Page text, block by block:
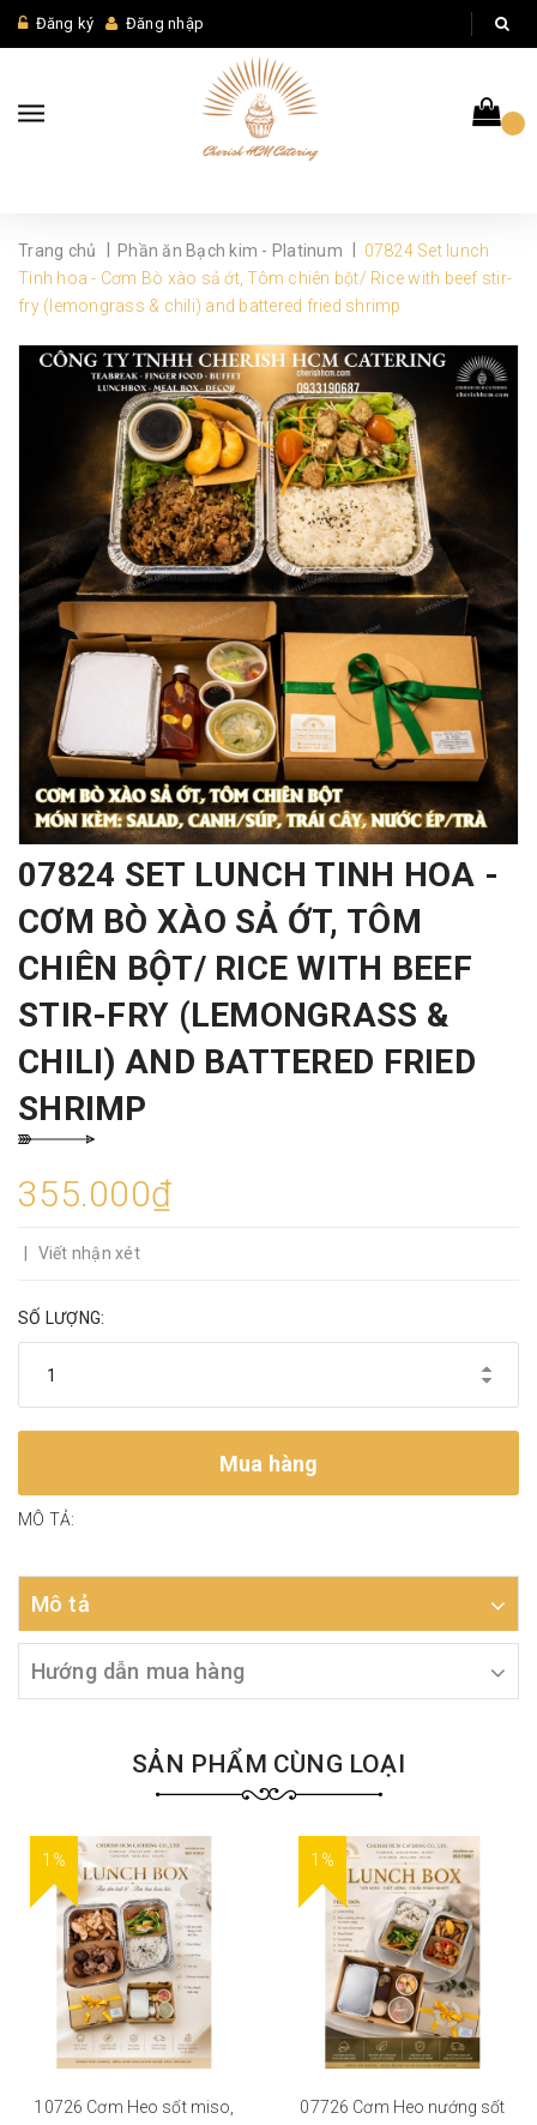
Đăng ký Đăng nhập
Trang chủ Phần ăn Bạch kim - Platinum
07824 Set lunch
Tinh hoa - Cơm Bò xào sả ớt, Tôm chiên bột/ Rice with beef stir-
fry (lemongrass & chili) and battered fried shrimp
07824 SET LUNCH TINH HOA -
CƠM BÒ XÀO SẢ ỚT, TÔM
CHIÊN BỘT/ RICE WITH BEEF
STIR-FRY (LEMONGRASS &
CHILI) AND BATTERED FRIED
SHRIMP
355.000₫
Viết nhận xét
SỐ LƯỢNG:
Mua hàng
MÔ TẢ:
Mô tả
Hướng dẫn mua hàng
SẢN PHẨM CÙNG LOẠI
1%
10726 Cơm Heo sốt miso,
1%
07726 Cơm Heo nướng sốt